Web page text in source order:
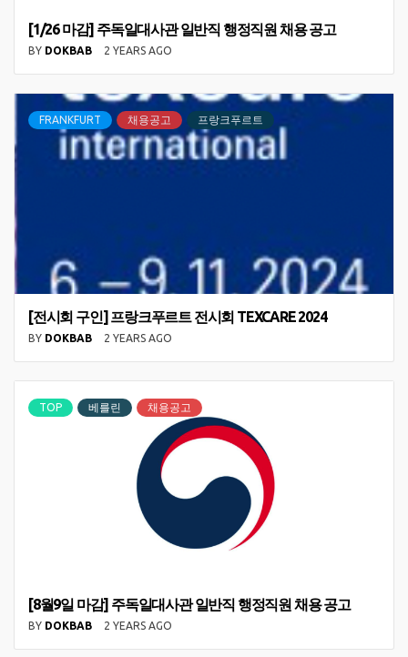
[1/26 마감] 주독일대사관 일반직 행정직원 채용 공고
BY DOKBAB 2 YEARS AGO
FRANKFURT 채용공고 프랑크푸르트
[전시회 구인] 프랑크푸르트 전시회 TEXCARE 2024
BY DOKBAB 2 YEARS AGO
TOP 베를린 채용공고
[8월9일 마감] 주독일대사관 일반직 행정직원 채용 공고
BY DOKBAB 2 YEARS AGO